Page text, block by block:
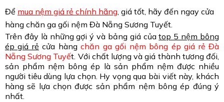
Để mua nệm giá rẻ chính hãng, giá tốt, hãy đến ngay cửa
hàng chăn ga gối nệm Đà Nẵng Sương Tuyết.
Trên đây là những gợi ý và bảng giá củatop 5 nệm bông
ép giá rẻ cửa hàngchăn ga gối nệm bông ép giá rẻ Đà
Nẵng Sương Tuyết. Với chất lượng và giá thành tương đối,
sản phẩm nệm bông ép là sản phẩm nệm được nhiều
người tiêu dùng lựa chọn. Hy vọng qua bài viết này, khách
hàng sẽ lựa chọn được sản phẩm nệm bông ép đúng ý
nhất.